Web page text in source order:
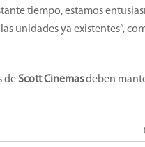
tiempo, estamos
unidades ya existentes”,
deScott Cinemasdeben